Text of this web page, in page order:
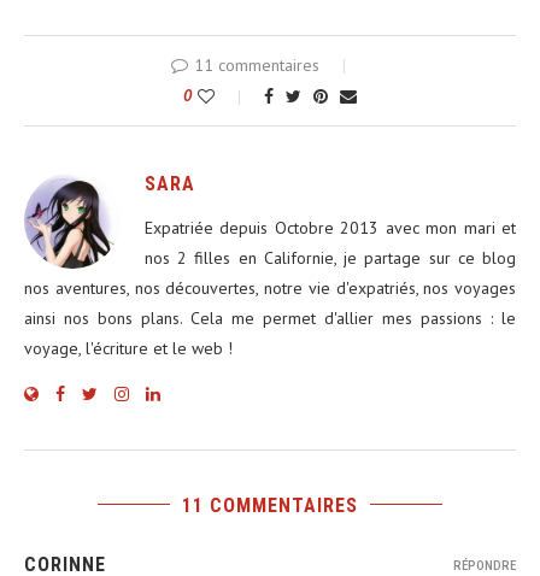
11 commentaires
0
SARA
Expatriée depuis Octobre 2013 avec mon mari et
nos 2 filles en Californie, je partage sur ce blog
nos aventures, nos découvertes, notre vie d'expatriés, nos voyages
ainsi nos bons plans. Cela me permet d'allier mes passions : le
voyage, l'écriture et le web !
11 COMMENTAIRES
CORINNE RÉPONDRE